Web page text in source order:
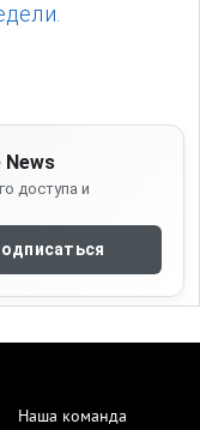
News
доступа и
Наша команда